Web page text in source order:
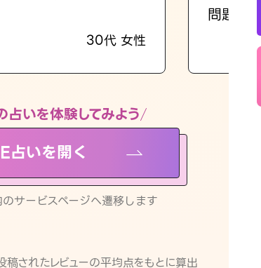
30代 女性
問題解
占いを体験してみよう
占いを開く
サービスページへ遷移します
されたレビューの平均点をもとに算出